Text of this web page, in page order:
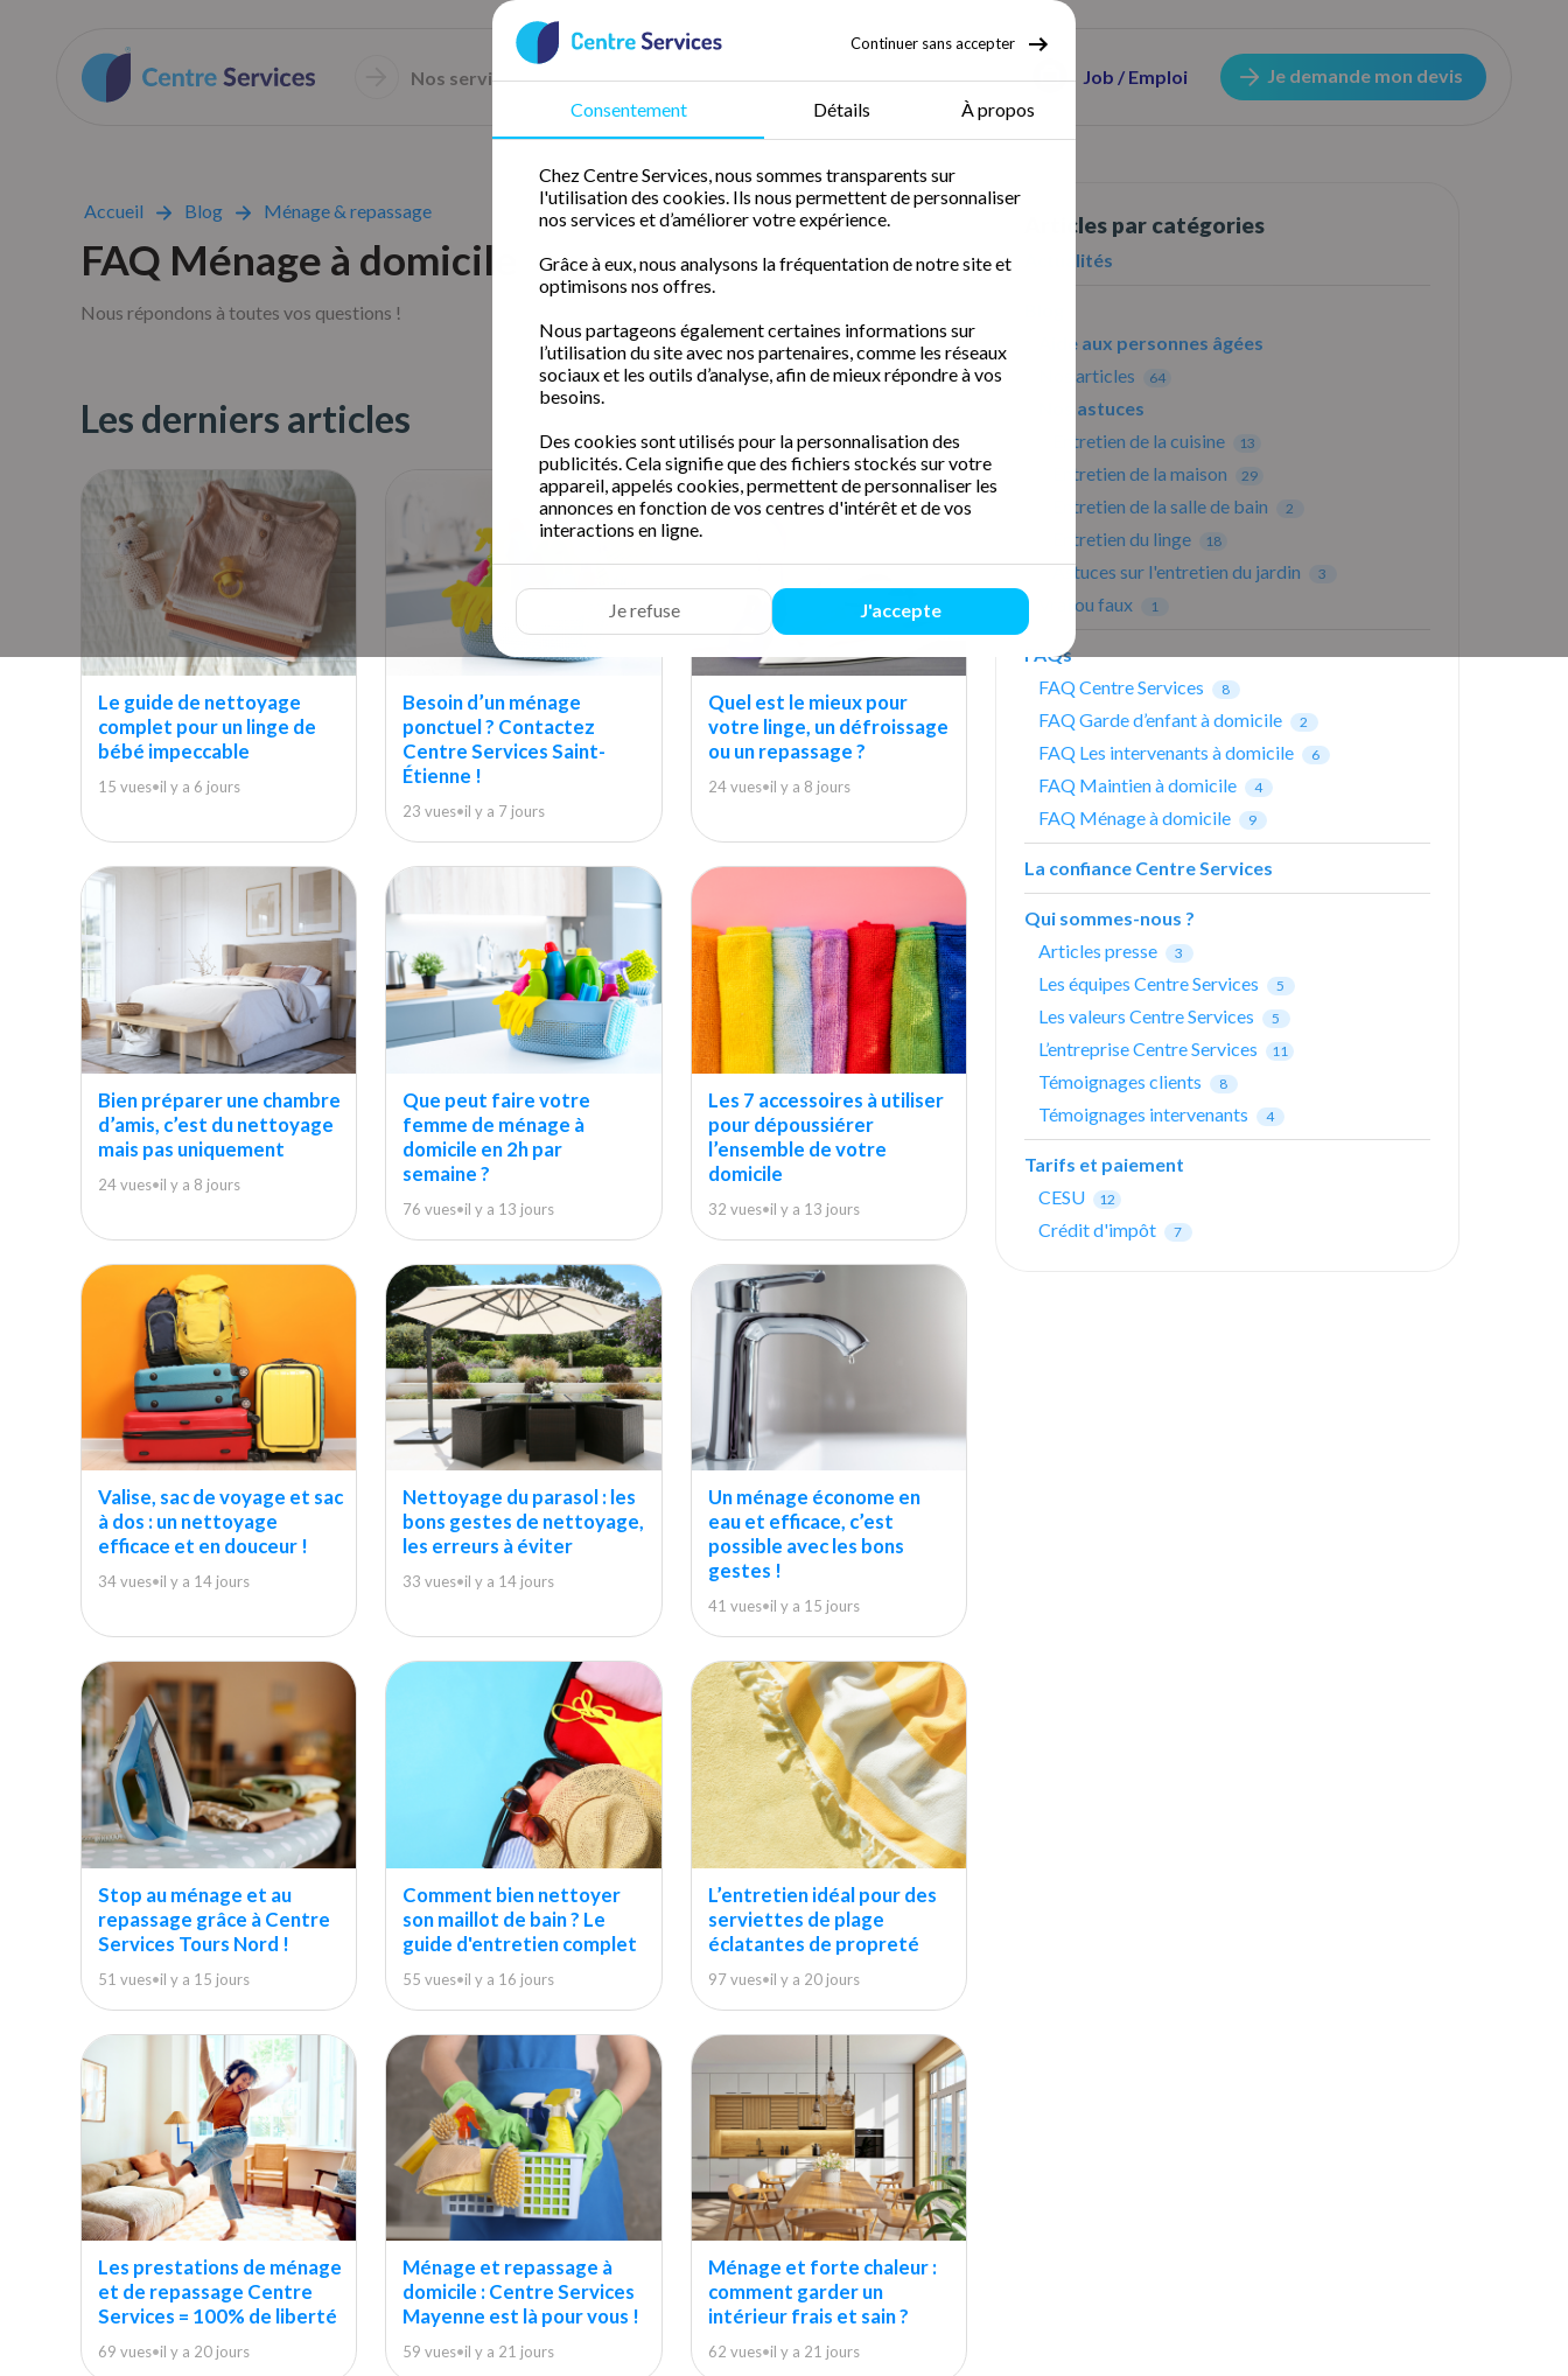
Nos services 50 % de crédit d’impôt Job / Emploi Je demande mon devis
Continuer sans accepter
Consentement Détails À propos
Chez Centre Services, nous sommes transparents sur
l'utilisation des cookies. Ils nous permettent de personnaliser
nos services et d’améliorer votre expérience.
Grâce à eux, nous analysons la fréquentation de notre site et
optimisons nos offres.
Nous partageons également certaines informations sur
l’utilisation du site avec nos partenaires, comme les réseaux
sociaux et les outils d’analyse, afin de mieux répondre à vos
besoins.
Des cookies sont utilisés pour la personnalisation des
publicités. Cela signifie que des fichiers stockés sur votre
appareil, appelés cookies, permettent de personnaliser les
annonces en fonction de vos centres d'intérêt et de vos
interactions en ligne.
Je refuse J'accepte
Accueil Blog Ménage & repassage
FAQ Ménage à domicile
Nous répondons à toutes vos questions !
Les derniers articles
Le guide de nettoyage
complet pour un linge de
bébé impeccable
15 vues•il y a 6 jours
Besoin d’un ménage
ponctuel ? Contactez
Centre Services Saint-
Étienne !
23 vues•il y a 7 jours
Quel est le mieux pour
votre linge, un défroissage
ou un repassage ?
24 vues•il y a 8 jours
Bien préparer une chambre
d’amis, c’est du nettoyage
mais pas uniquement
24 vues•il y a 8 jours
Que peut faire votre
femme de ménage à
domicile en 2h par
semaine ?
76 vues•il y a 13 jours
Les 7 accessoires à utiliser
pour dépoussiérer
l’ensemble de votre
domicile
32 vues•il y a 13 jours
Valise, sac de voyage et sac
à dos : un nettoyage
efficace et en douceur !
34 vues•il y a 14 jours
Nettoyage du parasol : les
bons gestes de nettoyage,
les erreurs à éviter
33 vues•il y a 14 jours
Un ménage économe en
eau et efficace, c’est
possible avec les bons
gestes !
41 vues•il y a 15 jours
Stop au ménage et au
repassage grâce à Centre
Services Tours Nord !
51 vues•il y a 15 jours
Comment bien nettoyer
son maillot de bain ? Le
guide d'entretien complet
55 vues•il y a 16 jours
L’entretien idéal pour des
serviettes de plage
éclatantes de propreté
97 vues•il y a 20 jours
Les prestations de ménage
et de repassage Centre
Services = 100% de liberté
69 vues•il y a 20 jours
Ménage et repassage à
domicile : Centre Services
Mayenne est là pour vous !
59 vues•il y a 21 jours
Ménage et forte chaleur :
comment garder un
intérieur frais et sain ?
62 vues•il y a 21 jours
Articles par catégories
Actualités
Aide aux personnes âgées
Nos articles
64
Nos astuces
Entretien de la cuisine
13
Entretien de la maison 29
Entretien de la salle de bain 2
Entretien du linge 18
Astuces sur l'entretien du jardin 3
Vrai ou faux 1
FAQs
FAQ Centre Services
8
FAQ Garde d’enfant à domicile 2
FAQ Les intervenants à domicile 6
FAQ Maintien à domicile 4
FAQ Ménage à domicile 9
La confiance Centre Services
Qui sommes-nous ?
Articles presse
3
Les équipes Centre Services 5
Les valeurs Centre Services 5
L’entreprise Centre Services 11
Témoignages clients 8
Témoignages intervenants 4
Tarifs et paiement
CESU
12
Crédit d'impôt 7